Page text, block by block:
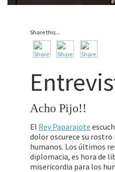
Share this...
Acho Pijo!!
El Rey Paparajote
dolor oscurece su rostro
humanos. Los últimos
diplomacia, es hora de
misericordia para los